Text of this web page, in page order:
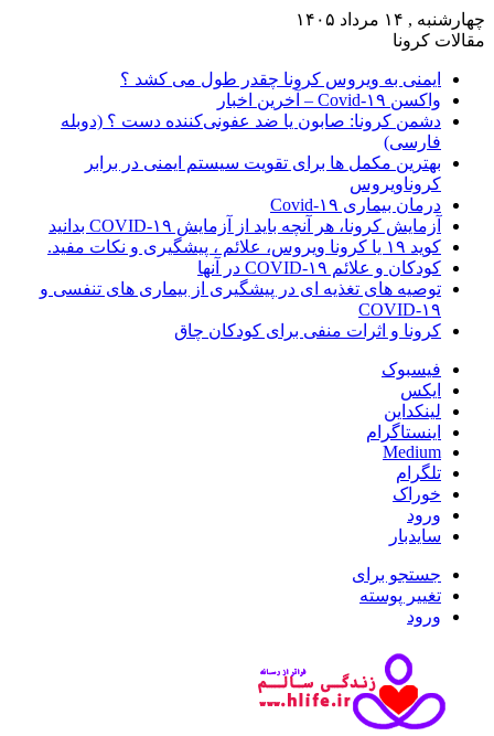
چهارشنبه , ۱۴ مرداد ۱۴۰۵
مقالات کرونا
ایمنی به ویروس کرونا چقدر طول می کشد ؟
واکسن Covid-۱۹ – آخرین اخبار
دشمن کرونا: صابون یا ضد عفونی‌کننده دست ؟ (دوبله
فارسی)
بهترین مکمل ها برای تقویت سیستم ایمنی در برابر
کروناویروس
درمان بیماری Covid-۱۹
آزمایش کرونا، هر آنچه باید از آزمایش COVID-۱۹ بدانید
کوید ۱۹ یا کرونا ویروس، علائم ، پیشگیری و نکات مفید.
کودکان و علائم COVID-۱۹ در آنها
توصیه های تغذیه ای در پیشگیری از بیماری های تنفسی و
COVID-۱۹
کرونا و اثرات منفی برای کودکان چاق
فیسبوک
ایکس
لینکداین
اینستاگرام
Medium
تلگرام
خوراک
ورود
سایدبار
جستجو برای
تغییر پوسته
ورود